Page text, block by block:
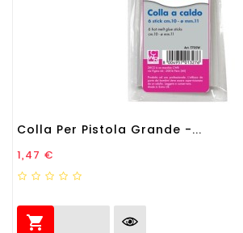
Colla Per Pistola Grande -...
Prezzo
1,47 €
